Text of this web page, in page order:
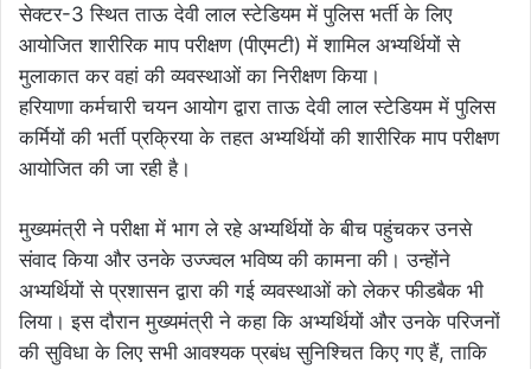
सेक्टर-3 स्थित ताऊ देवी लाल स्टेडियम में पुलिस भर्ती के लिए
आयोजित शारीरिक माप परीक्षण (पीएमटी) में शामिल अभ्यर्थियों से
मुलाकात कर वहां की व्यवस्थाओं का निरीक्षण किया।
हरियाणा कर्मचारी चयन आयोग द्वारा ताऊ देवी लाल स्टेडियम में पुलिस
कर्मियों की भर्ती प्रक्रिया के तहत अभ्यर्थियों की शारीरिक माप परीक्षण
आयोजित की जा रही है।
मुख्यमंत्री ने परीक्षा में भाग ले रहे अभ्यर्थियों के बीच पहुंचकर उनसे
संवाद किया और उनके उज्ज्वल भविष्य की कामना की। उन्होंने
अभ्यर्थियों से प्रशासन द्वारा की गई व्यवस्थाओं को लेकर फीडबैक भी
लिया। इस दौरान मुख्यमंत्री ने कहा कि अभ्यर्थियों और उनके परिजनों
की सुविधा के लिए सभी आवश्यक प्रबंध सुनिश्चित किए गए हैं, ताकि